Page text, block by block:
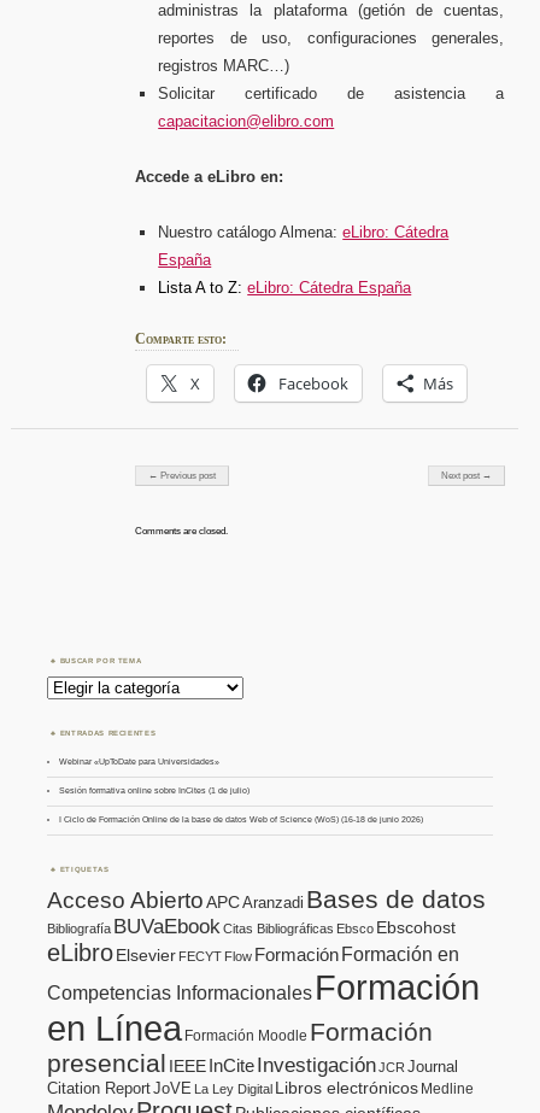
administras la plataforma (getión de cuentas,
reportes de uso, configuraciones generales,
registros MARC…)
Solicitar certificado de asistencia a
capacitacion@elibro.com
Accede a eLibro en:
Nuestro catálogo Almena:eLibro: Cátedra
España
Lista A to Z:eLibro: Cátedra España
Comparte esto:
X Facebook Más
Post navigation
← Previous post Next post →
Comments are closed.
BUSCAR POR TEMA
Buscar
por
Tema
ENTRADAS RECIENTES
Webinar «UpToDate para Universidades»
Sesión formativa online sobre InCites (1 de julio)
I Ciclo de Formación Online de la base de datos Web of Science (WoS) (16-18 de junio 2026)
ETIQUETAS
Acceso AbiertoAPCAranzadi Bases de datos
Bibliografía BUVaEbookCitas Bibliográficas Ebsco Ebscohost
eLibroElsevier FECYT Flow FormaciónFormación en
Competencias Informacionales Formación
en Línea Formación Moodle Formación
presencial IEEE InCite InvestigaciónJCR Journal
Citation ReportJoVE La Ley Digital Libros electrónicos Medline